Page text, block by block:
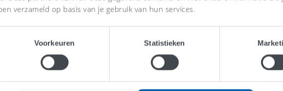
verzameld op basis van je gebruik van hun services.
Voorkeuren Statistieken
zelf de samenwerking met AFAS? “Wat ik heel prettig vind, is dat
er veelal nog dezelfde dag een reactie komt en het probleem in de
wordt opgelost. En dat suggesties voor productverbetering